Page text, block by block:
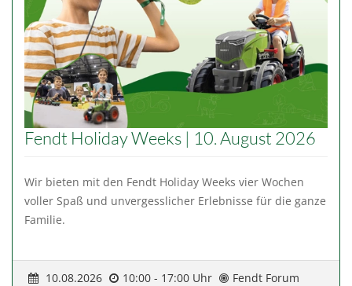
Fendt Holiday Weeks | 10. August 2026
Wir bieten mit den Fendt Holiday Weeks vier Wochen
voller Spaß und unvergesslicher Erlebnisse für die ganze
Familie.
10.08.2026 10:00 - 17:00 Uhr
Fendt Forum